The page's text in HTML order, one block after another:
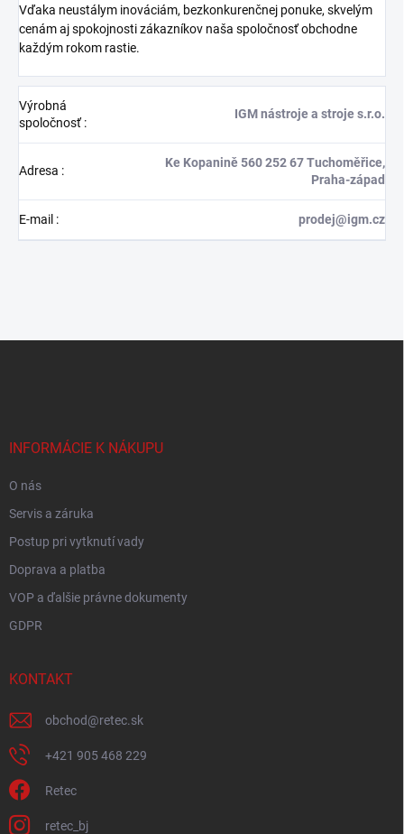
Vďaka neustálym inováciám, bezkonkurenčnej ponuke, skvelým
cenám aj spokojnosti zákazníkov naša spoločnosť obchodne
každým rokom rastie.
Výrobná
spoločnosť:
IGM nástroje a stroje s.r.o.
Adresa :
Ke Kopanině 560 252 67 Tuchoměřice,
Praha-západ
E-mail : prodej@igm.cz
INFORMÁCIE K NÁKUPU
O nás
Servis a záruka
Postup pri vytknutí vady
Doprava a platba
VOP a ďalšie právne dokumenty
GDPR
KONTAKT
obchod@retec.sk
+421 905 468 229
Retec
retec_bj